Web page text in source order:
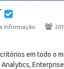
Informação ·
em todo o